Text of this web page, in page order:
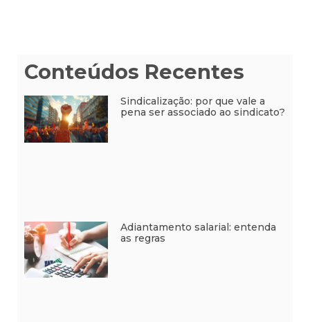
Conteúdos Recentes
Sindicalização: por que vale a
pena ser associado ao sindicato?
Adiantamento salarial: entenda
as regras